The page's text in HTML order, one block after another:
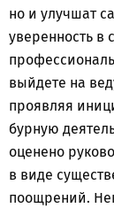
но и улучшат
уверенность в
выйдете на
проявляя
бурную
оценено
в виде
поощрений.